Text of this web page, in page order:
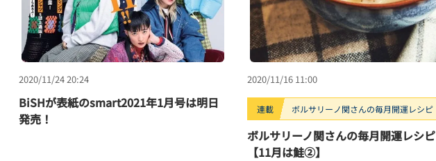
2020/11/24 20:24
BiSHが表紙のsmart2021年1月号は明日
発売！
2020/11/16 11:00
連載 ボルサリーノ関さんの毎月開運レシピ
ボルサリーノ関さんの毎月開運レシピ
【11月は鮭②】